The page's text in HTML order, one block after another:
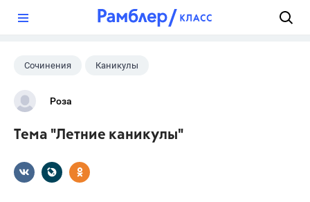
Сочинения Каникулы
Роза
Тема "Летние каникулы"